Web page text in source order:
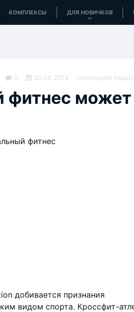
КОМПЛЕКСЫ ДЛЯ НОВИЧКОВ
0 20.08.2019 (последняя
добивается признания
видом спорта. Кроссфит-